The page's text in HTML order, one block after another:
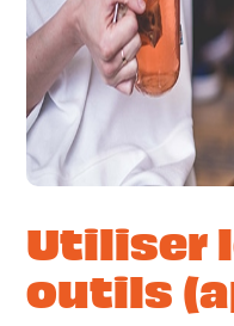
Utiliser
outils